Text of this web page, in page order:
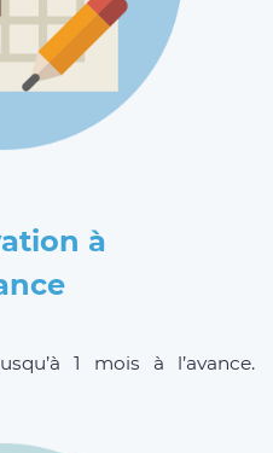
à
1 mois à l’avance.